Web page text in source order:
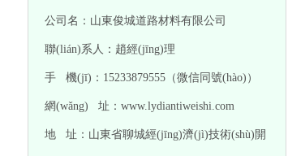
公司名：山東俊城道路材料有限公司
聯(lián)系人：趙經(jīng)理
手 機(jī)：15233879555（微信同號(hào)）
網(wǎng) 址：www.lydiantiweishi.com
地 址：山東省聊城經(jīng)濟(jì)技術(shù)開